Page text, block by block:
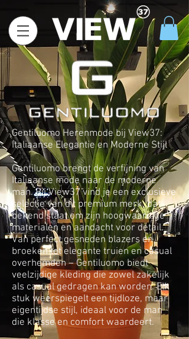
Gentiluomo Herenmode bij View37:
Italiaanse Elegantie en Moderne Stijl
Gentiluomo brengt de verfijning van
Italiaanse mode naar de moderne
man. Bij View37 vind je een exclusieve
selectie van dit premium merk, dat
bekend staat om zijn hoogwaardige
materialen en aandacht voor detail.
Van perfect gesneden blazers en
broeken tot elegante truien en casual
overhemden – Gentiluomo biedt
veelzijdige kleding die zowel zakelijk
als casual gedragen kan worden. Elk
stuk weerspiegelt een tijdloze, maar
eigentijdse stijl, ideaal voor de man
die klasse en comfort waardeert.